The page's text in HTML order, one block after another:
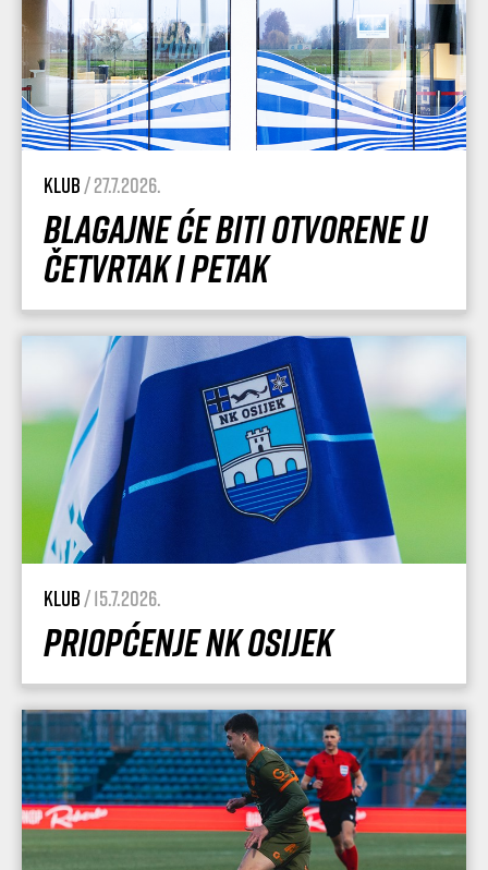
Klub/ 27.7.2026.
Blagajne će biti otvorene u
četvrtak i petak
Klub/ 15.7.2026.
Priopćenje NK Osijek